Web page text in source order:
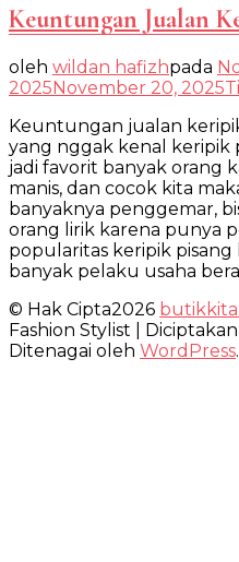
Keuntungan Jualan
oleh wildan hafizhpada
2025November 20, 2025
Keuntungan jualan
yang nggak kenal keripik
jadi favorit banyak orang
manis, dan cocok kita
banyaknya penggemar,
orang lirik karena punya
popularitas keripik
banyak pelaku usaha
© Hak Cipta2026
Fashion Stylist |
Ditenagai oleh WordPress.